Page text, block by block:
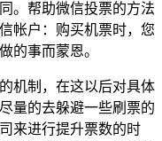
。帮助微信投票的方法
帐户：购买机票时，您
的事而蒙恩。
机制，在这以后对具体
量的去躲避一些刷票的
来进行提升票数的时